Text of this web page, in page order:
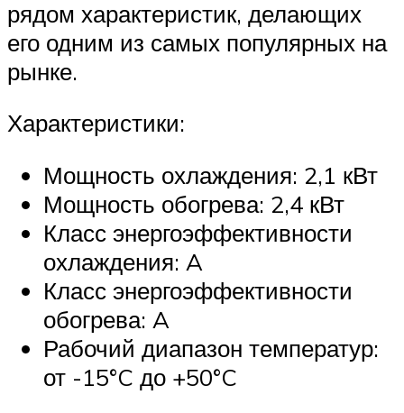
рядом характеристик, делающих
его одним из самых популярных на
рынке.
Характеристики:
Мощность охлаждения: 2,1 кВт
Мощность обогрева: 2,4 кВт
Класс энергоэффективности
охлаждения: A
Класс энергоэффективности
обогрева: A
Рабочий диапазон температур:
от -15°C до +50°C